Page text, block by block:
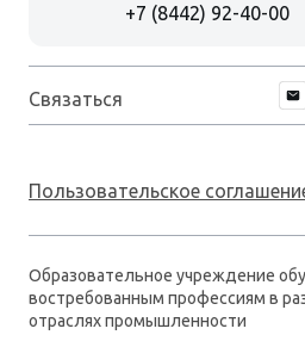
квалификации
Рабочие
+7 (8442) 92-40-00
Образовательное учреждение
востребованным профессиям в
отраслях промышленности
Связаться
Пользовательское